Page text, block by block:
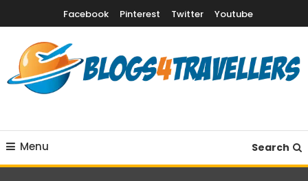
To
Content
Facebook Pinterest Twitter Youtube
Menu Search